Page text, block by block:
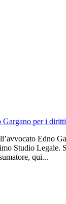
per i
Edno
Studio Legale.
qui...